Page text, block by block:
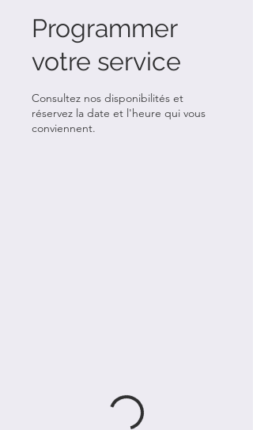
Programmer
votre service
Consultez nos disponibilités et
réservez la date et l'heure qui vous
conviennent.